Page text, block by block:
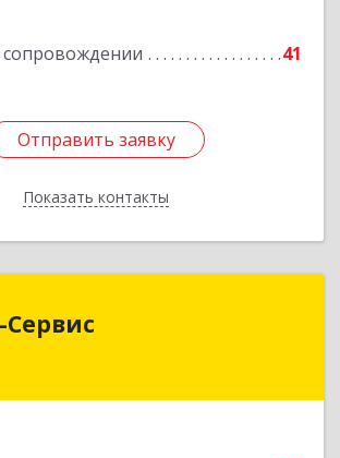
41
Отправить заявку
Показать контакты
Отправить заявку
Назад
обл, Кингисеппский р-н,